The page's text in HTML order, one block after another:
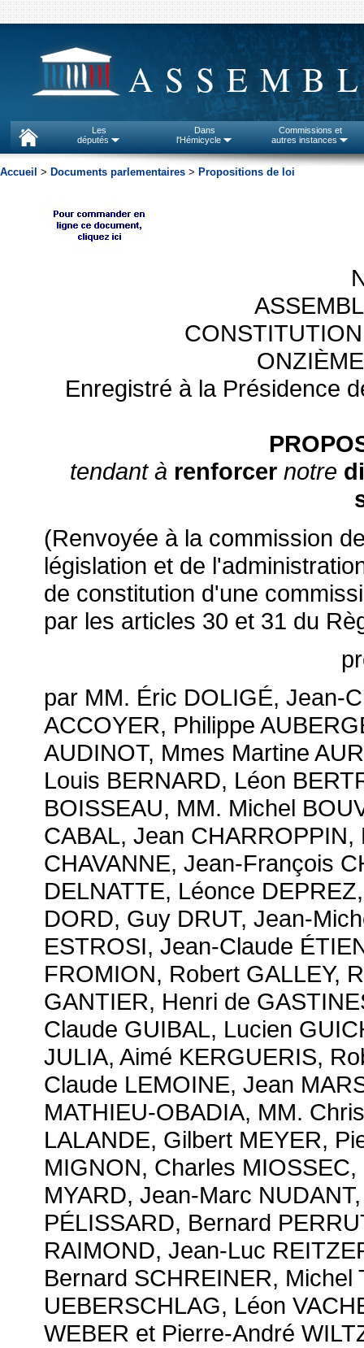
Les
députés
Dans
l'Hémicycle
Commissions et
autres instances
Accueil > Documents parlementaires > Propositions de loi
Enregistré à la Présidence
tendant à renforcer notre
(Renvoyée à la commission
législation et de
de constitution d'une
par les articles 30 et 31 du
par MM. Éric DOLIGÉ, Jean-
ACCOYER, Philippe
AUDINOT, Mmes Martine
Louis BERNARD, Léon
BOISSEAU, MM. Michel
CABAL, Jean
CHAVANNE, Jean-François
DELNATTE, Léonce
DORD, Guy DRUT, Jean-
ESTROSI, Jean-Claude
FROMION, Robert GALLEY,
GANTIER, Henri de
Claude GUIBAL, Lucien
JULIA, Aimé KERGUERIS,
Claude LEMOINE, Jean
MATHIEU-OBADIA, MM.
LALANDE, Gilbert MEYER,
MIGNON, Charles
MYARD, Jean-Marc
PÉLISSARD, Bernard
RAIMOND, Jean-Luc
Bernard SCHREINER, Michel
UEBERSCHLAG, Léon
WEBER et Pierre-André